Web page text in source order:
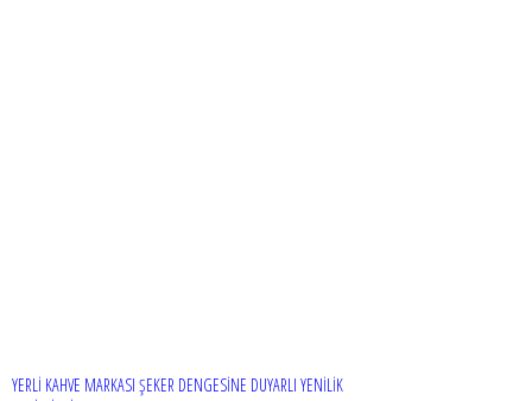
YERLİ KAHVE MARKASI ŞEKER DENGESİNE DUYARLI YENİLİK